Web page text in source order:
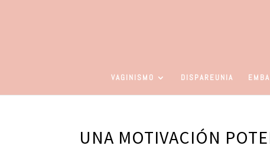
VAGINISMO DISPAREUNIA
UNA MOTIVACIÓN